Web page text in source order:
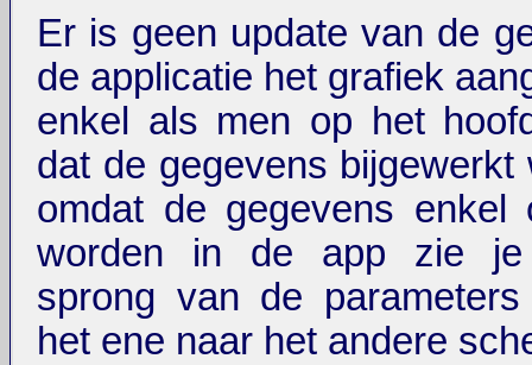
Er is geen update van de
de applicatie het grafiek
enkel als men op het
dat de gegevens bijgewerkt
omdat de gegevens enkel
worden in de app zie
sprong van de
het ene naar het andere